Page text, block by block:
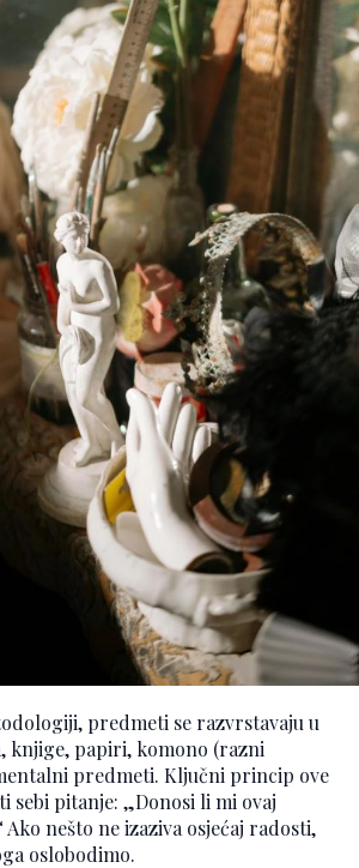
predmeti se razvrstavaju u
knjige, papiri, komono (razni
predmeti. Ključni princip ove
sebi pitanje: „Donosi li mi ovaj
nešto ne izaziva osjećaj radosti,
oslobodimo.